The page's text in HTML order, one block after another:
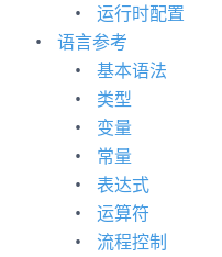
运行时配置
语言参考
基本语法
类型
变量
常量
表达式
运算符
流程控制